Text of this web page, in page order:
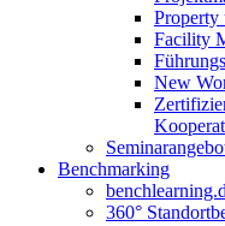
Property
Facility
New
Benchmarking
360°